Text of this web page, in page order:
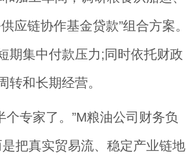
应链协作基金贷款”组合方案
期集中付款压力;同时依托财政
和长期经营。
专家了。”M粮油公司财务负
把真实贸易流、稳定产业链地